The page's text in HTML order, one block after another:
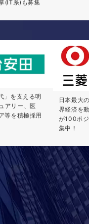
(IT系)も募集
」を支える明
アリー、医
等を積極採用
日本最大
界経済を
が100ポ
集中！